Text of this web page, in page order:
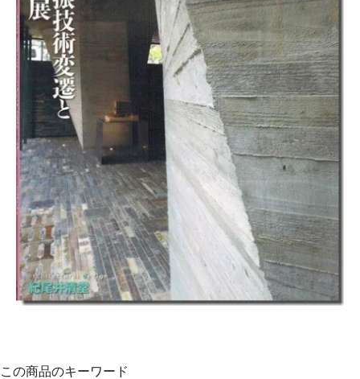
この商品のキーワード